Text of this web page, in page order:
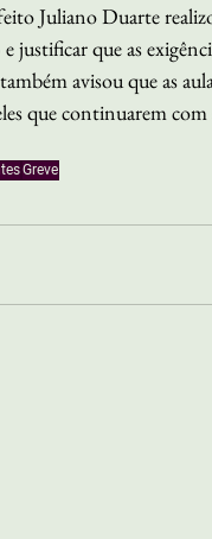
Juliano Duarte
justificar que as
avisou que as
que continuarem
Greve